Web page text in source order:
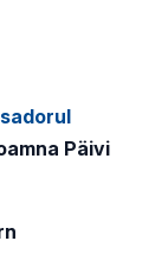
Päivi